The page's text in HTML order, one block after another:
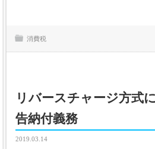
消費税
リバースチャージ方式
告納付義務
2019.03.14